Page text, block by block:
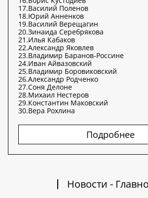
17.Василий Поленов
18.Юрий Анненков
19.Василий Верещагин
20.Зинаида Серебрякова
21.Илья Кабаков
22.Александр Яковлев
23.Владимир Баранов-Россине
24.Иван Айвазовский
25.Владимир Боровиковский
26.Александр Родченко
27.Соня Делоне
28.Михаил Нестеров
29.Константин Маковский
30.Вера Рохлина
Подробнее
Новости -